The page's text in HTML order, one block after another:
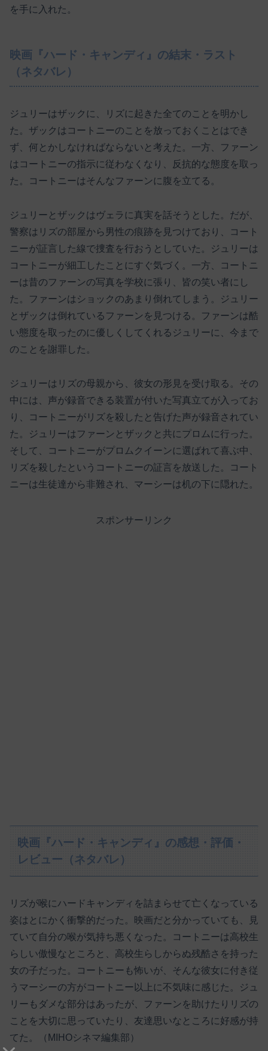
を手に入れた。
映画『ハード・キャンディ』の結末・ラスト
（ネタバレ）
ジュリーはザックに、リズに起きた全てのことを明かし
た。ザックはコートニーのことを放っておくことはでき
ず、何とかしなければならないと考えた。一方、ファーン
はコートニーの指示に従わなくなり、反抗的な態度を取っ
た。コートニーはそんなファーンに腹を立てる。
ジュリーとザックはヴェラに真実を話そうとした。だが、
警察はリズの部屋から男性の痕跡を見つけており、コート
ニーが証言した線で捜査を行おうとしていた。ジュリーは
コートニーが細工したことにすぐ気づく。一方、コートニ
ーは昔のファーンの写真を学校に張り、皆の笑い者にし
た。ファーンはショックのあまり倒れてしまう。ジュリー
とザックは倒れているファーンを見つける。ファーンは酷
い態度を取ったのに優しくしてくれるジュリーに、今まで
のことを謝罪した。
ジュリーはリズの母親から、彼女の形見を受け取る。その
中には、声が録音できる装置が付いた写真立てが入ってお
り、コートニーがリズを殺したと告げた声が録音されてい
た。ジュリーはファーンとザックと共にプロムに行った。
そして、コートニーがプロムクイーンに選ばれて喜ぶ中、
リズを殺したというコートニーの証言を放送した。コート
ニーは生徒達から非難され、マーシーは机の下に隠れた。
スポンサーリンク
映画『ハード・キャンディ』の感想・評価・
レビュー（ネタバレ）
リズが喉にハードキャンディを詰まらせて亡くなっている
姿はとにかく衝撃的だった。映画だと分かっていても、見
ていて自分の喉が気持ち悪くなった。コートニーは高校生
らしい傲慢なところと、高校生らしからぬ残酷さを持った
女の子だった。コートニーも怖いが、そんな彼女に付き従
うマーシーの方がコートニー以上に不気味に感じた。ジュ
リーもダメな部分はあったが、ファーンを助けたりリズの
ことを大切に思っていたり、友達思いなところに好感が持
てた。（MIHOシネマ編集部）